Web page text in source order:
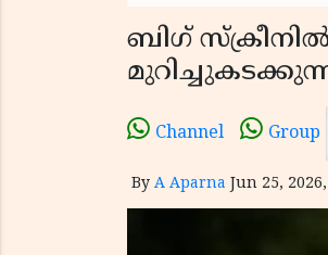
ബിഗ്
Channel Group
By A Aparna Jun 25,